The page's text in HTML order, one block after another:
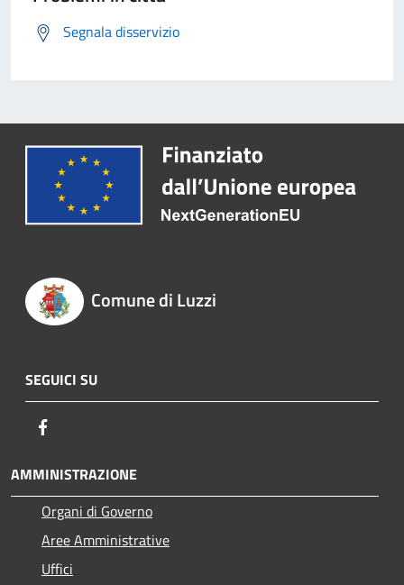
Segnala disservizio
Comune di Luzzi
SEGUICI SU
AMMINISTRAZIONE
Organi di Governo
Aree Amministrative
Uffici